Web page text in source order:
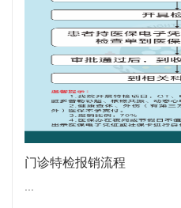
门诊特检报销流程
...